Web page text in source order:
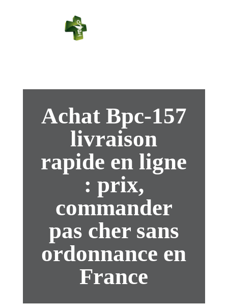
Achat Bpc-157
livraison
rapide en ligne
: prix,
commander
pas cher sans
ordonnance en
France